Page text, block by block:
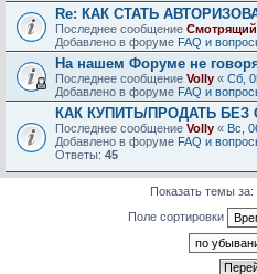
Re: КАК СТАТЬ
Последнее сообщение Смотрящий
Добавлено в форуме FAQ и
На нашем Форуме не
Последнее сообщение Volly « Сб,
Добавлено в форуме FAQ и
КАК КУПИТЬ/ПРОДАТЬ
Последнее сообщение Volly « Вс,
Добавлено в форуме FAQ и
Ответы: 45
Показать темы за:
Поле сортировки